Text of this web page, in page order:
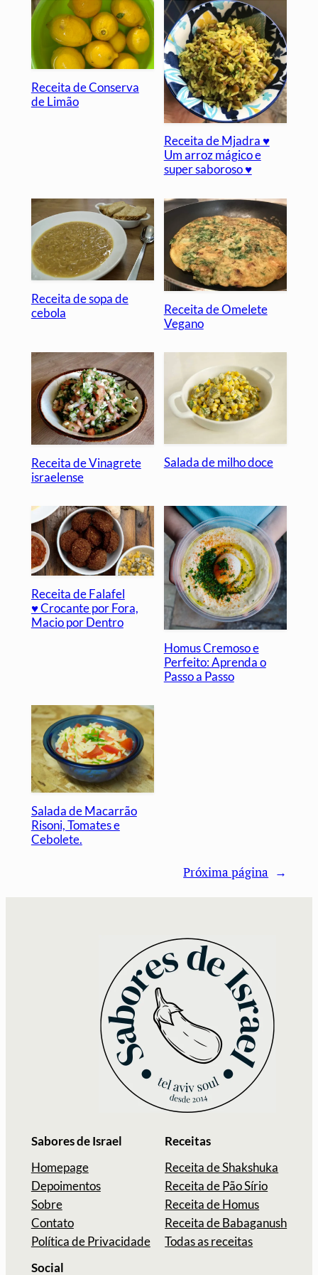
Receita de Conserva
de Limão
Receita de Mjadra ♥
Um arroz mágico e
super saboroso ♥
Receita de sopa de
cebola
Receita de Omelete
Vegano
Receita de Vinagrete
israelense
Salada de milho doce
Receita de Falafel
♥ Crocante por Fora,
Macio por Dentro
Homus Cremoso e
Perfeito: Aprenda o
Passo a Passo
Salada de Macarrão
Risoni, Tomates e
Cebolete.
Próxima página →
Sabores de Israel
Homepage
Depoimentos
Sobre
Contato
Política de Privacidade
Receitas
Receita de Shakshuka
Receita de Pão Sírio
Receita de Homus
Receita de Babaganush
Todas as receitas
Social